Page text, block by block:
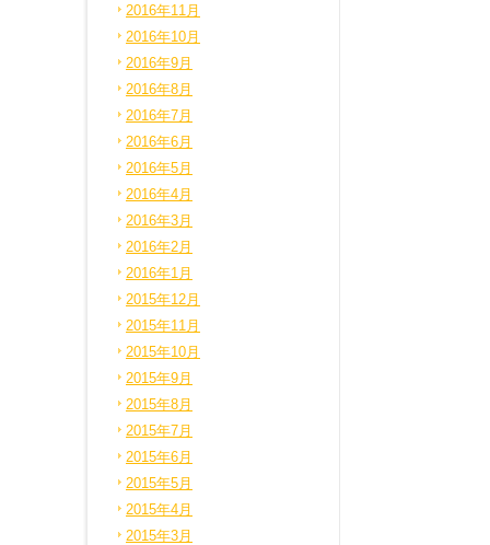
2016年11月
2016年10月
2016年9月
2016年8月
2016年7月
2016年6月
2016年5月
2016年4月
2016年3月
2016年2月
2016年1月
2015年12月
2015年11月
2015年10月
2015年9月
2015年8月
2015年7月
2015年6月
2015年5月
2015年4月
2015年3月